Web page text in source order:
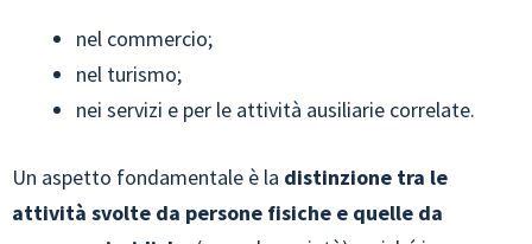
nel commercio;
nel turismo;
nei servizi e per le attività ausiliarie correlate.
Un aspetto fondamentale è la distinzione tra le
attività svolte da persone fisiche e quelle da